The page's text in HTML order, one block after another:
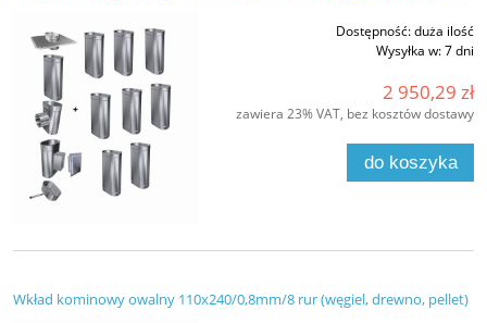
Dostępność:duża ilość
Wysyłka w:7 dni
2 950,29 zł
zawiera 23% VAT, bez kosztów dostawy
do koszyka
Wkład kominowy owalny 110x240/0,8mm/8 rur (węgiel, drewno, pellet)